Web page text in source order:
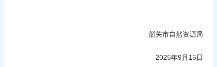
韶关市自然资源局
2025年9月15日